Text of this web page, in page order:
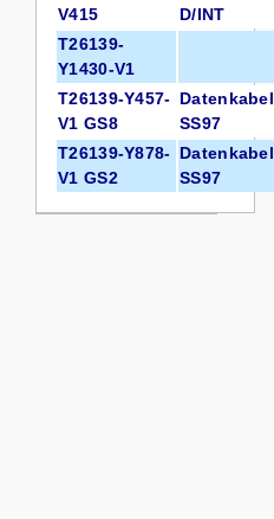
V415
D/INT
T26139-
Y1430-V1
T26139-Y457-
V1 GS8
Datenkabel
SS97
T26139-Y878-
V1 GS2
Datenkabel
SS97